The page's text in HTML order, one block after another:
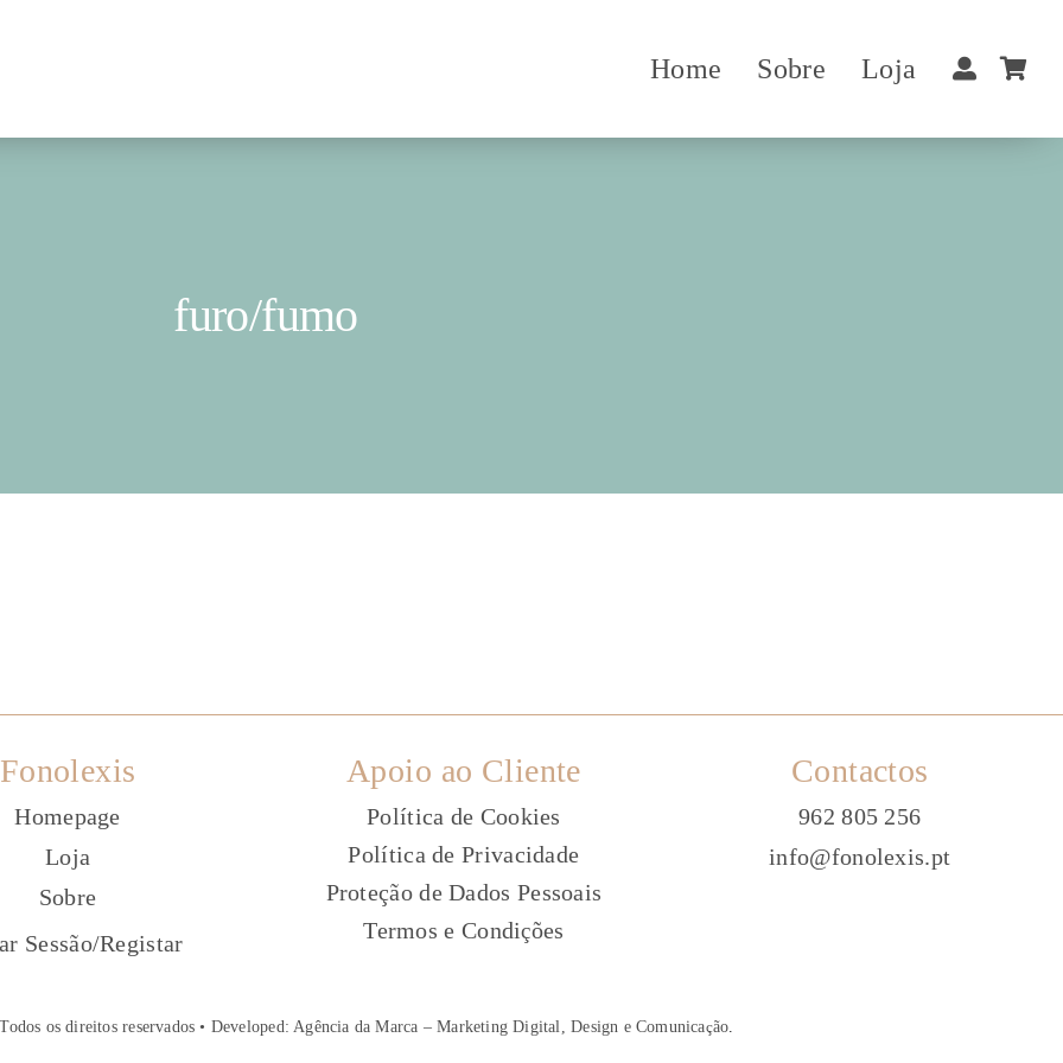
Home Sobre Loja
furo/fumo
Fonolexis
Homepage
Loja
Sobre
Sessão/Registar
Apoio ao Cliente
Política de Cookies
Política de Privacidade
Proteção de Dados Pessoais
Termos e Condições
Contactos
962 805 256
info@fonolexis.pt
os direitos reservados • Developed:Agência da Marca – Marketing Digital, Design e Comunicação.